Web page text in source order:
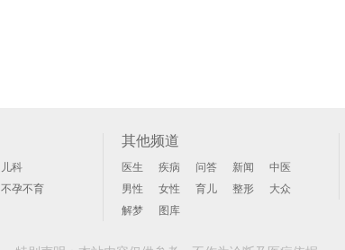
儿科
不孕不育
其他频道
医生 疾病 问答 新闻
中医
男性
女性 育儿 整形
大众
解梦
图库